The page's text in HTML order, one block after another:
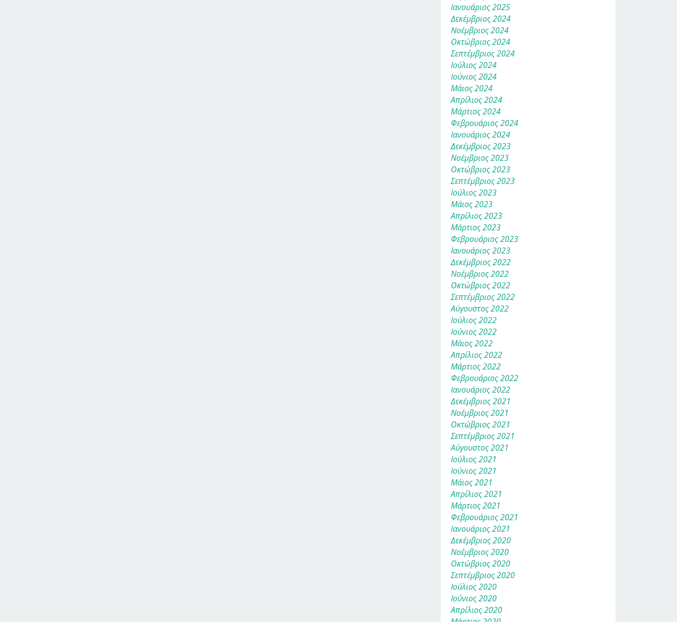
Ιανουάριος 2025
Δεκέμβριος 2024
Νοέμβριος 2024
Οκτώβριος 2024
Σεπτέμβριος 2024
Ιούλιος 2024
Ιούνιος 2024
Μάιος 2024
Απρίλιος 2024
Μάρτιος 2024
Φεβρουάριος 2024
Ιανουάριος 2024
Δεκέμβριος 2023
Νοέμβριος 2023
Οκτώβριος 2023
Σεπτέμβριος 2023
Ιούλιος 2023
Μάιος 2023
Απρίλιος 2023
Μάρτιος 2023
Φεβρουάριος 2023
Ιανουάριος 2023
Δεκέμβριος 2022
Νοέμβριος 2022
Οκτώβριος 2022
Σεπτέμβριος 2022
Αύγουστος 2022
Ιούλιος 2022
Ιούνιος 2022
Μάιος 2022
Απρίλιος 2022
Μάρτιος 2022
Φεβρουάριος 2022
Ιανουάριος 2022
Δεκέμβριος 2021
Νοέμβριος 2021
Οκτώβριος 2021
Σεπτέμβριος 2021
Αύγουστος 2021
Ιούλιος 2021
Ιούνιος 2021
Μάιος 2021
Απρίλιος 2021
Μάρτιος 2021
Φεβρουάριος 2021
Ιανουάριος 2021
Δεκέμβριος 2020
Νοέμβριος 2020
Οκτώβριος 2020
Σεπτέμβριος 2020
Ιούλιος 2020
Ιούνιος 2020
Απρίλιος 2020